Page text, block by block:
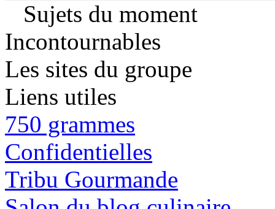
Sujets du moment
Incontournables
Les sites du groupe
Liens utiles
750 grammes
Confidentielles
Tribu Gourmande